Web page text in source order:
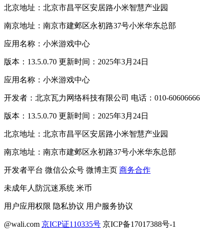
北京地址：北京市昌平区安居路小米智慧产业园
南京地址：南京市建邺区永初路37号小米华东总部
应用名称：小米游戏中心
版本：13.5.0.70 更新时间：2025年3月24日
应用名称：小米游戏中心
开发者：北京瓦力网络科技有限公司 电话：010-60606666
版本：13.5.0.70 更新时间：2025年3月24日
北京地址：北京市昌平区安居路小米智慧产业园
南京地址：南京市建邺区永初路37号小米华东总部
开发者平台 微信公众号 微博主页 商务合作
未成年人防沉迷系统 米币
用户应用权限 隐私协议 用户服务协议
@wali.com 京ICP证110335号 京ICP备17017388号-1